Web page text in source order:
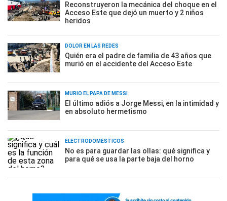
Reconstruyeron la mecánica del choque en el
Acceso Este que dejó un muerto y 2 niños
heridos
DOLOR EN LAS REDES
Quién era el padre de familia de 43 años que
murió en el accidente del Acceso Este
MURIÓ EL PAPÁ DE MESSI
El último adiós a Jorge Messi, en la intimidad y
en absoluto hermetismo
ELECTRODOMÉSTICOS
No es para guardar las ollas: qué significa y
para qué se usa la parte baja del horno